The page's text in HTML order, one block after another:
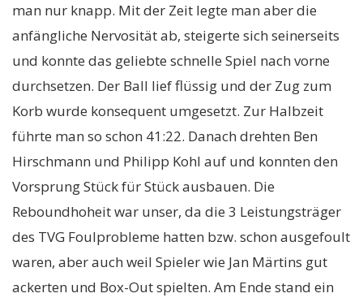
man nur knapp. Mit der Zeit legte man aber die
anfängliche Nervosität ab, steigerte sich seinerseits
und konnte das geliebte schnelle Spiel nach vorne
durchsetzen. Der Ball lief flüssig und der Zug zum
Korb wurde konsequent umgesetzt. Zur Halbzeit
führte man so schon 41:22. Danach drehten Ben
Hirschmann und Philipp Kohl auf und konnten den
Vorsprung Stück für Stück ausbauen. Die
Reboundhoheit war unser, da die 3 Leistungsträger
des TVG Foulprobleme hatten bzw. schon ausgefoult
waren, aber auch weil Spieler wie Jan Märtins gut
ackerten und Box-Out spielten. Am Ende stand ein